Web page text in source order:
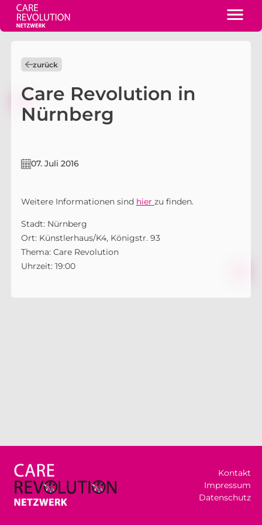
zurück
Care Revolution in
Nürnberg
07. Juli 2016
Weitere Informationen sind hier zu finden.
Stadt: Nürnberg
Ort: Künstlerhaus/K4, Königstr. 93
Thema: Care Revolution
Uhrzeit: 19:00
Kontakt
Impressum
Datenschutz